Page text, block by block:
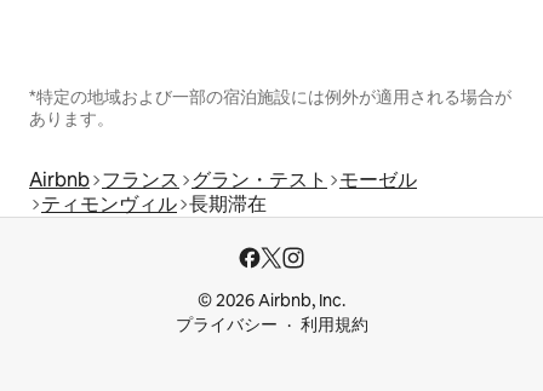
*特定の地域および一部の宿泊施設には例外が適用される場合が
あります。
Airbnb フランス グラン・テスト
モーゼル
ティモンヴィル 長期滞在
© 2026 Airbnb, Inc.
プライバシー
利用規約